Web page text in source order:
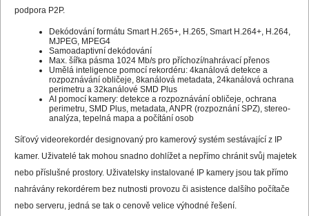
podpora P2P.
Dekódování formátu Smart H.265+, H.265, Smart H.264+, H.264,
MJPEG, MPEG4
Samoadaptivní dekódování
Max. šířka pásma 1024 Mb/s pro příchozí/nahrávací přenos
Umělá inteligence pomocí rekordéru: 4kanálová detekce a
rozpoznávání obličeje, 8kanálová metadata, 24kanálová ochrana
perimetru a 32kanálové SMD Plus
AI pomocí kamery: detekce a rozpoznávání obličeje, ochrana
perimetru, SMD Plus, metadata, ANPR (rozpoznání SPZ), stereo-
analýza, tepelná mapa a počítání osob
Síťový videorekordér designovaný pro kamerový systém sestávající z IP
kamer. Uživatelé tak mohou snadno dohlížet a nepřímo chránit svůj majetek
nebo příslušné prostory. Uživatelsky instalované IP kamery jsou tak přímo
nahrávány rekordérem bez nutnosti provozu či asistence dalšího počítače
nebo serveru, jedná se tak o cenově velice výhodné řešení.